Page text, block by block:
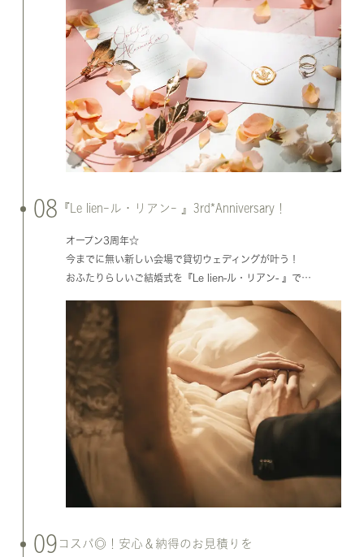
08 『Le lien-ル・リアン- 』3rd*Anniversary！
オープン3周年☆
今までに無い新しい会場で貸切ウェディングが叶う！
おふたりらしいご結婚式を『Le lien-ル・リアン- 』で…
09 コスパ◎！安心＆納得のお見積りを